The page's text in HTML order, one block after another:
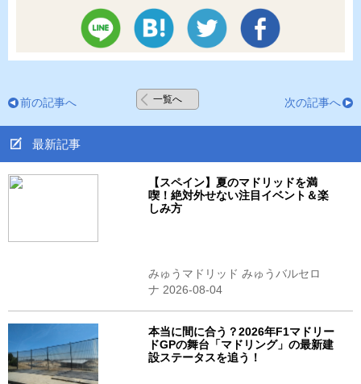
前の記事へ 一覧へ 次の記事へ
最新記事
【スペイン】夏のマドリッドを満
喫！絶対外せない注目イベント＆楽
しみ方
みゅうマドリッド みゅうバルセロ
ナ 2026-08-04
本当に間に合う？2026年F1マドリー
ドGPの舞台「マドリング」の最新建
設ステータスを追う！